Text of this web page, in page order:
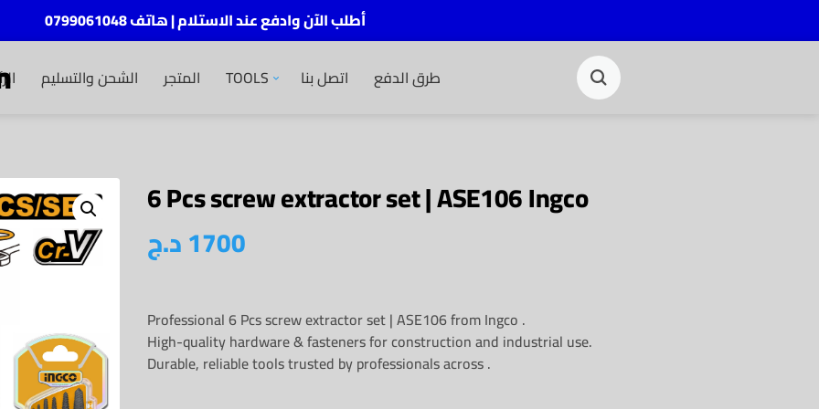
أطلب الآن وادفع عند الاستلام | هاتف 0799061048
الشحن والتسليم المتجر TOOLS اتصل بنا طرق الدفع
6 Pcs screw extractor set | ASE106 Ingco
1700د.ج
Professional 6 Pcs screw extractor set | ASE106 from Ingco .
High-quality hardware & fasteners for construction and industrial use.
Durable, reliable tools trusted by professionals across .